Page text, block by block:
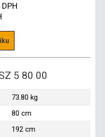
5 80 00
73.80 kg
80 cm
192 cm